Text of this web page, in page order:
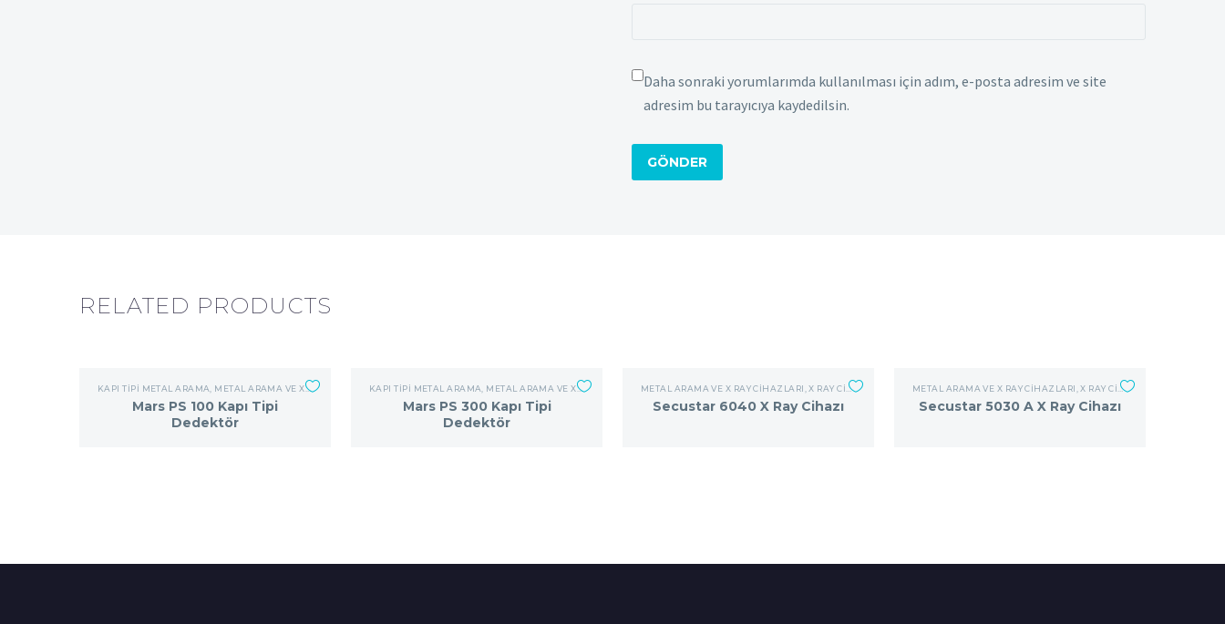
Daha sonraki yorumlarımda kullanılması için adım, e-posta adresim ve site
adresim bu tarayıcıya kaydedilsin.
GÖNDER
RELATED PRODUCTS
KAPI TIPI METAL ARAMA, METAL ARAMA VE X RAY CIHAZLARI
Mars PS 100 Kapı Tipi
Dedektör
KAPI TIPI METAL ARAMA, METAL ARAMA VE X RAY CIHAZLARI
Mars PS 300 Kapı Tipi
Dedektör
METAL ARAMA VE X RAY CIHAZLARI ,X RAY CIHAZLARI
Secustar 6040 X Ray Cihazı
METAL ARAMA VE X RAY CIHAZLARI ,X RAY CIHAZLARI
Secustar 5030 A X Ray Cihazı